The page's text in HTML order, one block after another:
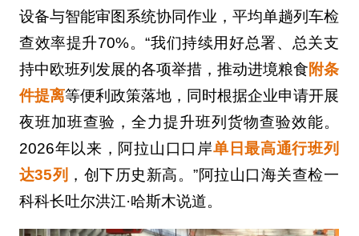
设备与智能审图系统协同作业，平均单趟列车检
查效率提升70%。“我们持续用好总署、总关支
持中欧班列发展的各项举措，推动进境粮食附条
件提离等便利政策落地，同时根据企业申请开展
夜班加班查验，全力提升班列货物查验效能。
2026年以来，阿拉山口口岸单日最高通行班列
达35列 ，创下历史新高。”阿拉山口海关查检一
科科长吐尔洪江·哈斯木说道。